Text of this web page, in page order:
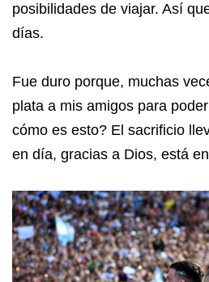
posibilidades de viajar. Así
días.
Fue duro porque, muchas
plata a mis amigos para
cómo es esto? El sacrificio
en día, gracias a Dios, está